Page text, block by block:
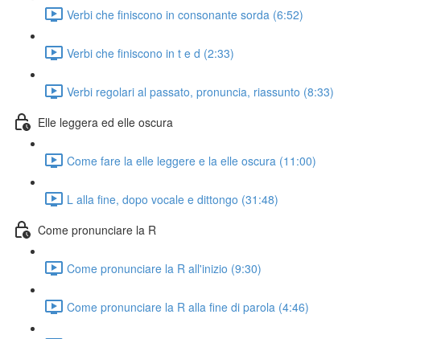
Verbi che finiscono in consonante sorda (6:52)
Verbi che finiscono in t e d (2:33)
Verbi regolari al passato, pronuncia, riassunto (8:33)
Elle leggera ed elle oscura
Come fare la elle leggere e la elle oscura (11:00)
L alla fine, dopo vocale e dittongo (31:48)
Come pronunciare la R
Come pronunciare la R all'inizio (9:30)
Come pronunciare la R alla fine di parola (4:46)